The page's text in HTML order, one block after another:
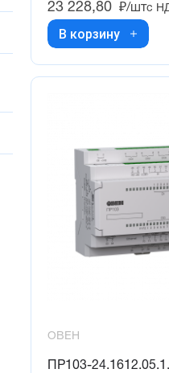
23 228,80 ₽/штс
В корзину
ОВЕН
ПР103-